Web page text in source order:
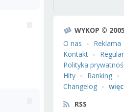
WYKOP ©
O nas
Reklama
Kontakt
Polityka
Hity
Ranking
Changelog
RSS